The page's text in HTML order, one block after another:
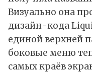
Визуально она
дизайн-кода
единой верхней
боковые меню
самых краёв